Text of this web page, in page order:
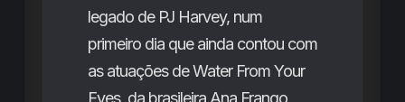
dia
repleto
de
contratempos
legado de PJ Harvey, num
primeiro dia que ainda contou com
as atuações de Water From Your
Eyes, da brasileira Ana Frango